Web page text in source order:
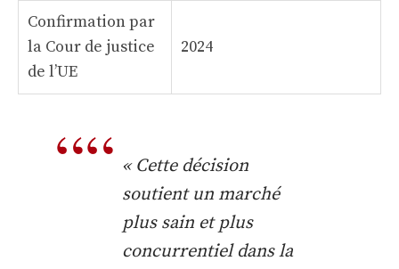
Confirmation par
la Cour de justice
de l’UE
2024
« Cette décision
soutient un marché
plus sain et plus
concurrentiel dans la